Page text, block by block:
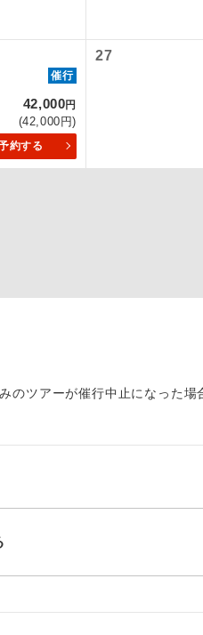
催行
42,000円
(42,000円)
約する
27
ツアーが催行中止になった
露天風呂が付いています。
が付いていますので、お食事
除く）
可能な個人型プランです。
年齢に制限があるコースです。